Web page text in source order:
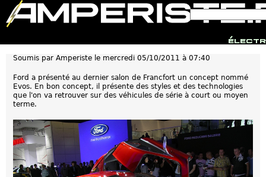
o
l
i
r
e
r
e
c
e
r
c
e
r
h
e
Soumis par Amperiste le mercredi 05/10/2011 à 07:40
Ford a présenté au dernier salon de Francfort un concept nommé
Evos. En bon concept, il présente des styles et des technologies
que l'on va retrouver sur des véhicules de série à court ou moyen
terme.